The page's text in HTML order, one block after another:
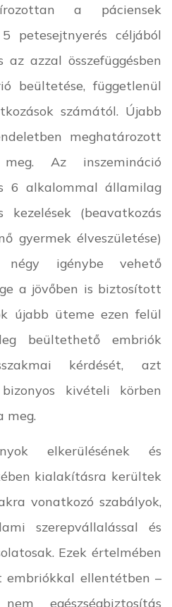
a páciensek
petesejtnyerés céljából
azzal összefüggésben
beültetése, függetlenül
számától. Újabb
meghatározott
Az inszemináció
6 alkalommal államilag
kezelések (beavatkozás
gyermek élveszületése)
igénybe vehető
a jövőben is biztosított
újabb üteme ezen felül
beültethető embriók
kérdését, azt
kivételi körben
meg.
elkerülésének és
kialakításra kerültek
vonatkozó szabályok,
szerepvállalással és
Ezek értelmében
ellentétben –
egészségbiztosítás